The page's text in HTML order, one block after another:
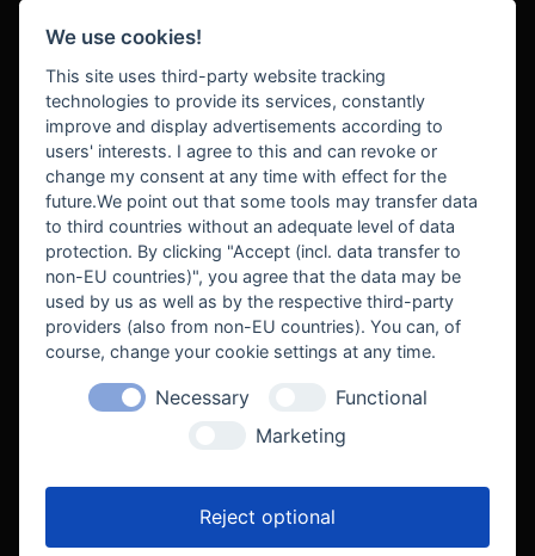
BEKANNT AUS
We use cookies!
This site uses third-party website tracking
technologies to provide its services, constantly
improve and display advertisements according to
users' interests. I agree to this and can revoke or
change my consent at any time with effect for the
future.We point out that some tools may transfer data
to third countries without an adequate level of data
protection. By clicking "Accept (incl. data transfer to
non-EU countries)", you agree that the data may be
used by us as well as by the respective third-party
providers (also from non-EU countries). You can, of
course, change your cookie settings at any time.
Necessary
Functional
Marketing
Reject optional